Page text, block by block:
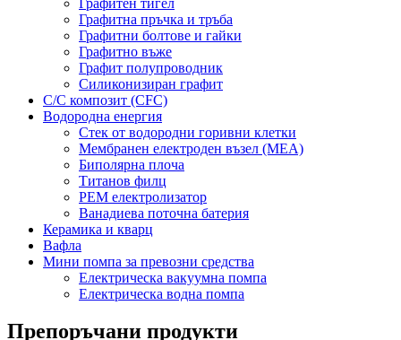
Графитна пръчка и тръба
Графитни болтове и гайки
Графитно въже
Графит полупроводник
Силиконизиран графит
C/C композит (CFC)
Водородна енергия
Стек от водородни горивни клетки
Мембранен електроден възел (MEA)
Биполярна плоча
Титанов филц
PEM електролизатор
Ванадиева поточна батерия
Керамика и кварц
Вафла
Мини помпа за превозни средства
Електрическа вакуумна помпа
Електрическа водна помпа
Препоръчани продукти